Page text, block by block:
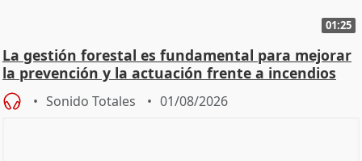
01:25
La gestión forestal es fundamental para mejorar
la prevención y la actuación frente a incendios
Sonido Totales 01/08/2026